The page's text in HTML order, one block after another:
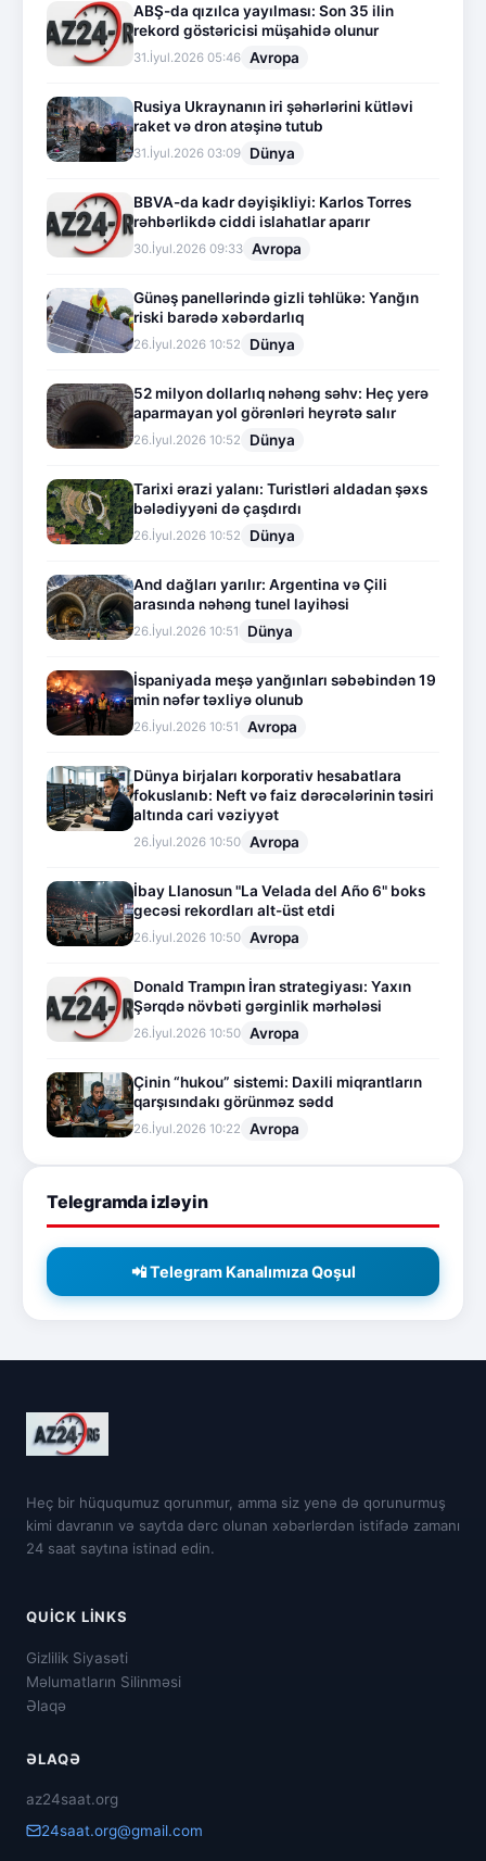
ABŞ-da qızılca yayılması: Son 35 ilin
rekord göstəricisi müşahidə olunur
31.İyul.2026 05:46 Avropa
Rusiya Ukraynanın iri şəhərlərini kütləvi
raket və dron atəşinə tutub
31.İyul.2026 03:09 Dünya
BBVA-da kadr dəyişikliyi: Karlos Torres
rəhbərlikdə ciddi islahatlar aparır
30.İyul.2026 09:33 Avropa
Günəş panellərində gizli təhlükə: Yanğın
riski barədə xəbərdarlıq
26.İyul.2026 10:52 Dünya
52 milyon dollarlıq nəhəng səhv: Heç yerə
aparmayan yol görənləri heyrətə salır
26.İyul.2026 10:52 Dünya
Tarixi ərazi yalanı: Turistləri aldadan şəxs
bələdiyyəni də çaşdırdı
26.İyul.2026 10:52 Dünya
And dağları yarılır: Argentina və Çili
arasında nəhəng tunel layihəsi
26.İyul.2026 10:51 Dünya
İspaniyada meşə yanğınları səbəbindən 19
min nəfər təxliyə olunub
26.İyul.2026 10:51 Avropa
Dünya birjaları korporativ hesabatlara
fokuslanıb: Neft və faiz dərəcələrinin təsiri
altında cari vəziyyət
26.İyul.2026 10:50 Avropa
İbay Llanosun "La Velada del Año 6" boks
gecəsi rekordları alt-üst etdi
26.İyul.2026 10:50 Avropa
Donald Trampın İran strategiyası: Yaxın
Şərqdə növbəti gərginlik mərhələsi
26.İyul.2026 10:50 Avropa
Çinin “hukou” sistemi: Daxili miqrantların
qarşısındakı görünməz sədd
26.İyul.2026 10:22 Avropa
Telegramda izləyin
📲 Telegram Kanalımıza Qoşul
Heç bir hüququmuz qorunmur, amma siz yenə də qorunurmuş
kimi davranın və saytda dərc olunan xəbərlərdən istifadə zamanı
24 saat saytına istinad edin.
QUICK LINKS
Gizlilik Siyasəti
Məlumatların Silinməsi
Əlaqə
ƏLAQƏ
az24saat.org
24saat.org@gmail.com